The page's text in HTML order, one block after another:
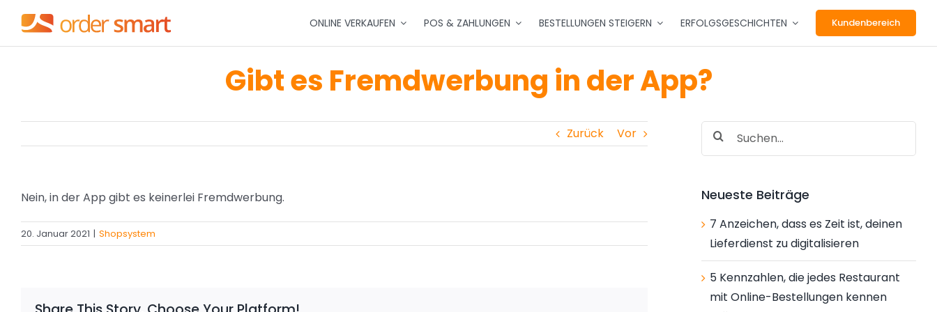
Inhalt
springen
ONLINE VERKAUFEN POS & ZAHLUNGEN BESTELLUNGEN STEIGERN ERFOLGSGESCHICHTEN Kundenbereich
Gibt es Fremdwerbung in der App?
Zurück Vor
Nein, in der App gibt es keinerlei Fremdwerbung.
20. Januar 2021 | Shopsystem
Suche
nach:
Neueste Beiträge
7 Anzeichen, dass es Zeit ist, deinen
Lieferdienst zu digitalisieren
5 Kennzahlen, die jedes Restaurant
mit Online-Bestellungen kennen